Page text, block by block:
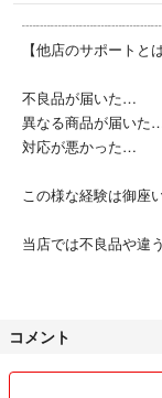
【他店のサポートと
不良品が届いた…
異なる商品が届いた
対応が悪かった…
この様な経験は御座
当店では不良品や違
以上の取引実績が御
お客様には安心して
コメント